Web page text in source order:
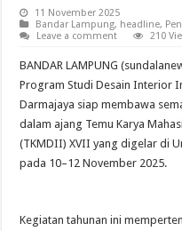
11 November 2025
Bandar Lampung, headline,
Leave a comment
210
BANDAR LAMPUNG
Program Studi Desain Interior
Darmajaya siap membawa
dalam ajang Temu Karya
(TKMDII) XVII yang digelar di
pada 10–12 November 2025.
Kegiatan tahunan ini